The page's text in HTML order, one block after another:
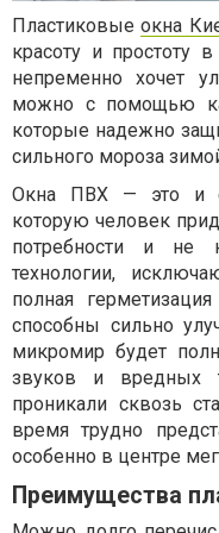
Пластиковыеокна
красоту и простоту
непременно хочет
можно с помощью
которые надежно
сильного мороза
Окна ПВХ — это и
которую человек
потребности и не
технологии,
полная
способны сильно
микромир будет
звуков и вредных
проникали сквозь
время трудно
особенно в центре
Преимущества